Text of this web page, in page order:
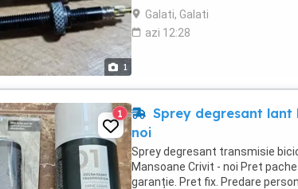
1
Galati, Galati
azi 12:28
1
Sprey degresant
noi
Sprey degresant transmisie
Mansoane Crivit - noi Pret
garanție. Pret fix. Predare